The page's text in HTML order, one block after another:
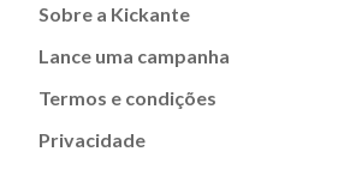
Sobre a Kickante
Lance uma campanha
Termos e condições
Privacidade